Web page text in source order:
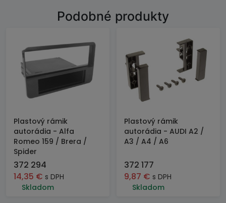
Podobné produkty
Plastový rámik
autorádia - Alfa
Romeo 159 / Brera /
Spider
372 294
14,35 € s DPH
Skladom
Plastový rámik
autorádia - AUDI A2 /
A3 / A4 / A6
372 177
9,87 € s DPH
Skladom